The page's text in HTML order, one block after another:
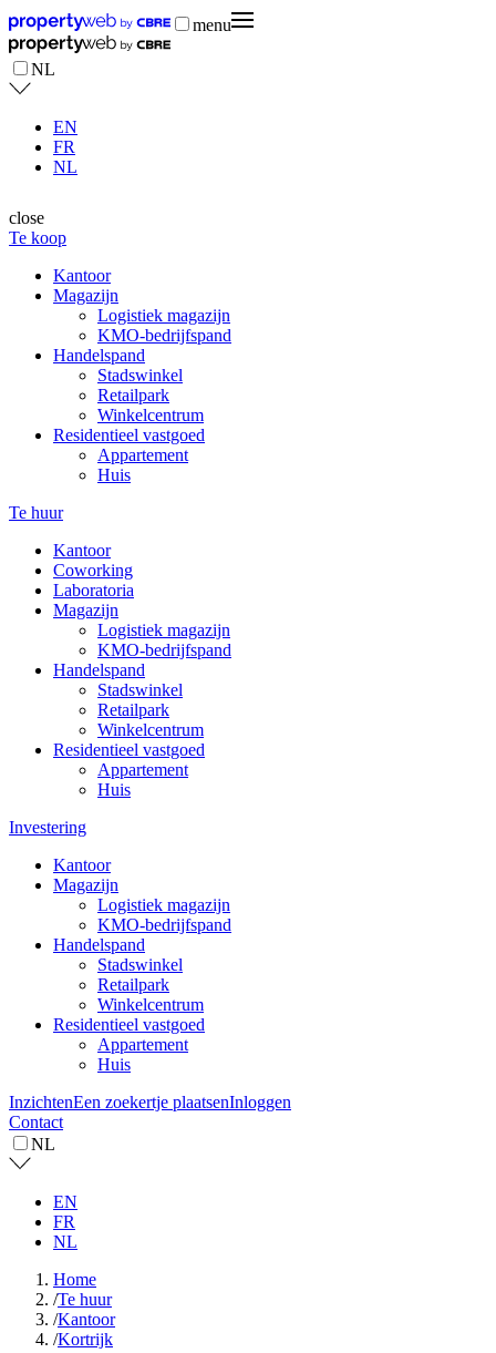
menu
NL
EN
FR
NL
close
Te koop
Kantoor
Magazijn
Logistiek magazijn
KMO-bedrijfspand
Handelspand
Stadswinkel
Retailpark
Winkelcentrum
Residentieel vastgoed
Appartement
Huis
Te huur
Kantoor
Coworking
Laboratoria
Magazijn
Logistiek magazijn
KMO-bedrijfspand
Handelspand
Stadswinkel
Retailpark
Winkelcentrum
Residentieel vastgoed
Appartement
Huis
Investering
Kantoor
Magazijn
Logistiek magazijn
KMO-bedrijfspand
Handelspand
Stadswinkel
Retailpark
Winkelcentrum
Residentieel vastgoed
Appartement
Huis
InzichtenEen zoekertje plaatsenInloggen
Contact
NL
EN
FR
NL
Home
/Te huur
/Kantoor
/Kortrijk